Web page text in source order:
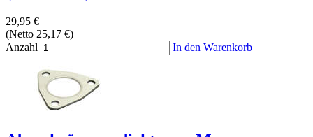
29,95 €
(Netto 25,17 €)
Anzahl
In den Warenkorb